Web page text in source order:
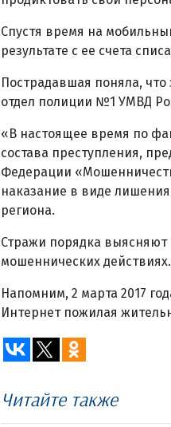
Спустя время на
результате с ее счета
Пострадавшая поняла,
отдел полиции №1 УМВД
«В настоящее время по
состава преступления,
Федерации
наказание в виде
региона.
Стражи порядка выясняют
мошеннических действиях.
Напомним, 2 марта 2017
Интернет пожилая
Читайте также